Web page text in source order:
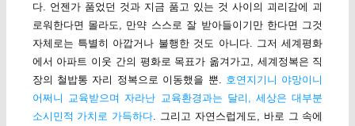
다. 언젠가 품었던 것과 지금 품고 있는 것 사이의 괴리감에 괴
로워한다면 몰라도, 만약 스스로 잘 받아들이기만 한다면 그것
자체로는 특별히 아깝거나 불행한 것도 아니다. 그저 세계평화
에서 아파트 이웃 간의 평화로 목표가 옮겨가고, 세계정복은 직
장의 철밥통 자리 정복으로 이동했을 뿐. 호연지기니 야망이니
어쩌니 교육받으며 자라난 교육환경과는 달리, 세상은 대부분
소시민적 가치로 가득하다. 그리고 자연스럽게도, 바로 그 속에